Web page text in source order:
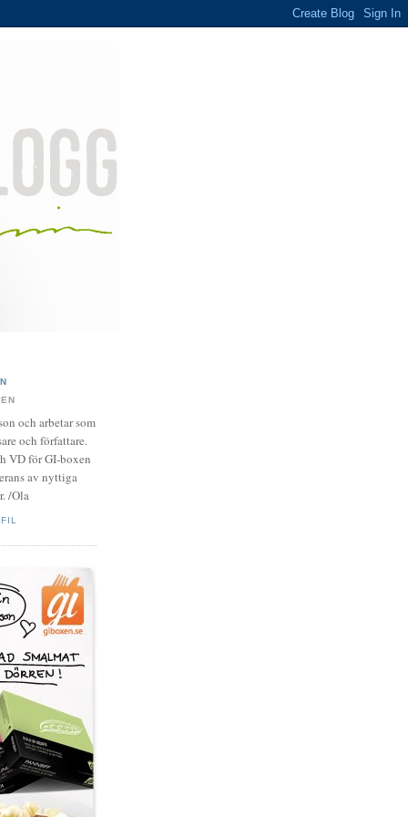
och arbetar som
och författare.
VD för GI-boxen
av nyttiga
/Ola